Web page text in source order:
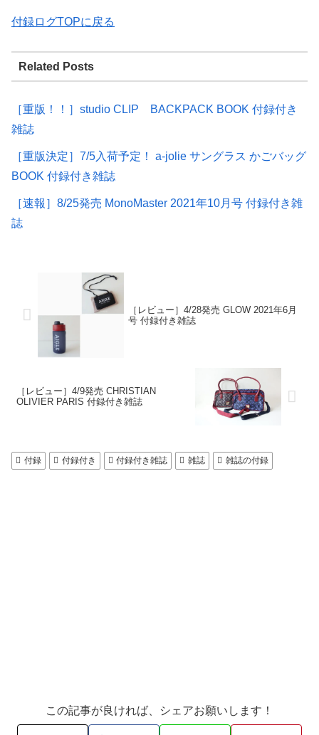
付録ログTOPに戻る
Related Posts
［重版！！］studio CLIP BACKPACK BOOK 付録付き
雑誌
［重版決定］7/5入荷予定！ a-jolie サングラス かごバッグ
BOOK 付録付き雑誌
［速報］8/25発売 MonoMaster 2021年10月号 付録付き雑
誌
［レビュー］4/28発売 GLOW 2021年6月
号 付録付き雑誌
［レビュー］4/9発売 CHRISTIAN
OLIVIER PARIS 付録付き雑誌
付録 付録付き 付録付き雑誌 雑誌 雑誌の付録
この記事が良ければ、シェアお願いします！